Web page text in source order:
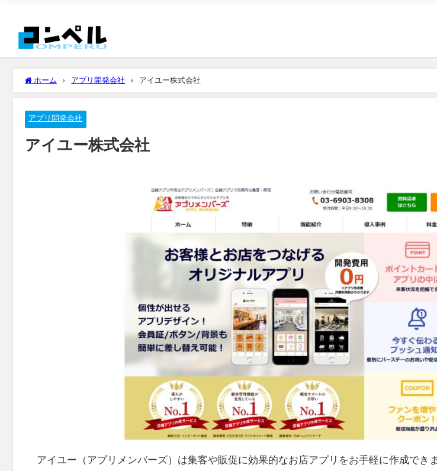
ホーム アプリ開発会社 アイユー株式会社
アプリ開発会社
アイユー株式会社
アイユー（アプリメンバーズ）は集客や販促に効果的なお店アプリをお手軽に作成でき